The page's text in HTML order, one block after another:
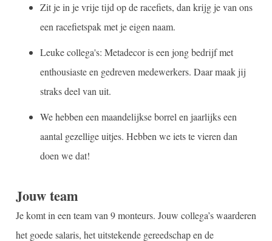
Zit je in je vrije tijd op de racefiets, dan krijg je van ons
een racefietspak met je eigen naam.
Leuke collega's: Metadecor is een jong bedrijf met
enthousiaste en gedreven medewerkers. Daar maak jij
straks deel van uit.
We hebben een maandelijkse borrel en jaarlijks een
aantal gezellige uitjes. Hebben we iets te vieren dan
doen we dat!
Jouw team
Je komt in een team van 9 monteurs. Jouw collega’s waarderen
het goede salaris, het uitstekende gereedschap en de